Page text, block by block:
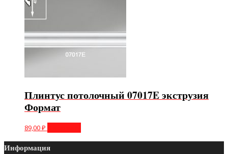
Плинтус потолочный 07017E экструзия
Формат
89,00₽
Информация